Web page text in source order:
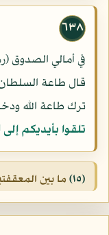
٦٣٨
في أمالي الصدوق
قال طاعة
ترك طاعة الله
تلقوا بأيديكم
(١٥) ما بين